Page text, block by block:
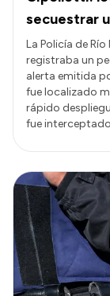
secuestrar
La Policía de
registraba un
alerta emitida
fue localizado
rápido
fue